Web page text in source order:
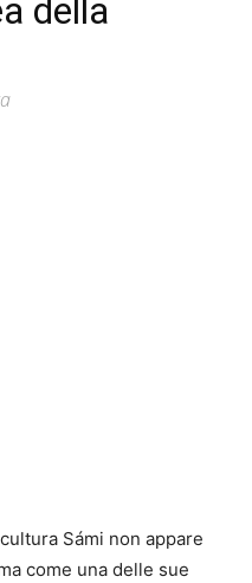
della
Sámi non appare
come una delle sue